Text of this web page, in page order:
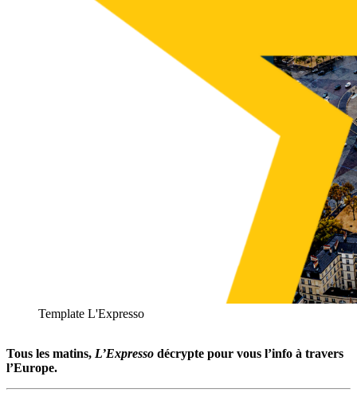
Template L'Expresso
Tous les matins, L’Expresso décrypte pour vous l’info à travers
l’Europe.